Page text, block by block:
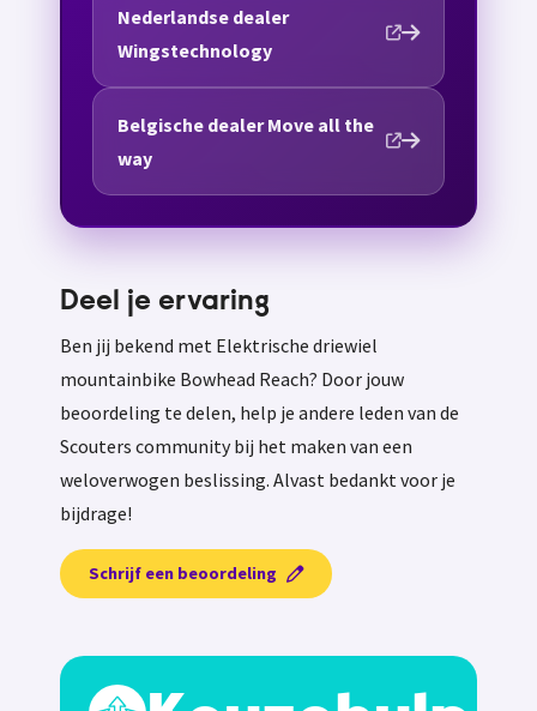
Nederlandse dealer
Wingstechnology
Belgische dealer Move all the
way
Deel je ervaring
Ben jij bekend met Elektrische driewiel
mountainbike Bowhead Reach? Door jouw
beoordeling te delen, help je andere leden van de
Scouters community bij het maken van een
weloverwogen beslissing. Alvast bedankt voor je
bijdrage!
Schrijf een beoordeling